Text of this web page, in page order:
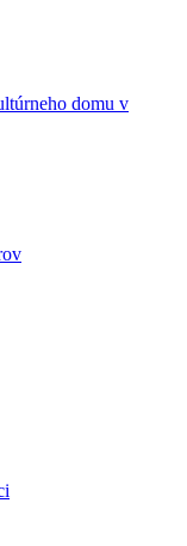
domu v